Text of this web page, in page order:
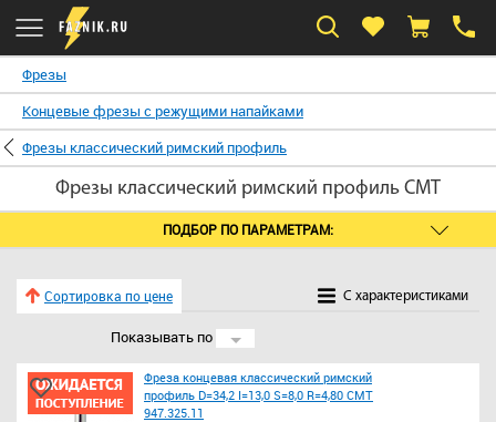
Фрезы
Концевые фрезы с режущими напайками
Фрезы классический римский профиль
Фрезы классический римский профиль CMT
ПОДБОР ПО ПАРАМЕТРАМ:
Сортировка по цене C характеристиками
Показывать по 24
Фреза концевая классический римский
профиль D=34,2 I=13,0 S=8,0 R=4,80 CMT
947.325.11